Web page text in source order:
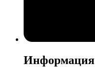
Информация